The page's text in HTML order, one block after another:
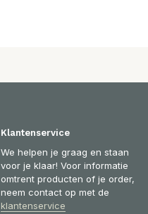
Klantenservice
We helpen je graag en staan
voor je klaar! Voor informatie
omtrent producten of je order,
neem contact op met de
klantenservice